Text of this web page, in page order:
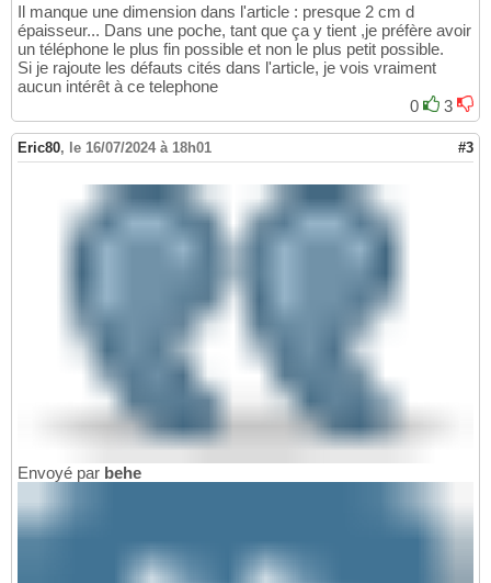
Il manque une dimension dans l'article : presque 2 cm d
épaisseur... Dans une poche, tant que ça y tient ,je préfère avoir
un téléphone le plus fin possible et non le plus petit possible.
Si je rajoute les défauts cités dans l'article, je vois vraiment
aucun intérêt à ce telephone
0
3
Eric80, le 16/07/2024 à 18h01 #3
Envoyé par behe